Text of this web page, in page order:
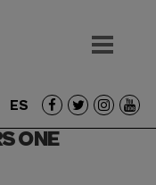
ES
Redes
sociales
ONE